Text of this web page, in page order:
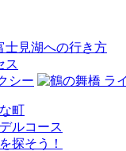
町
ルコース
探そう！